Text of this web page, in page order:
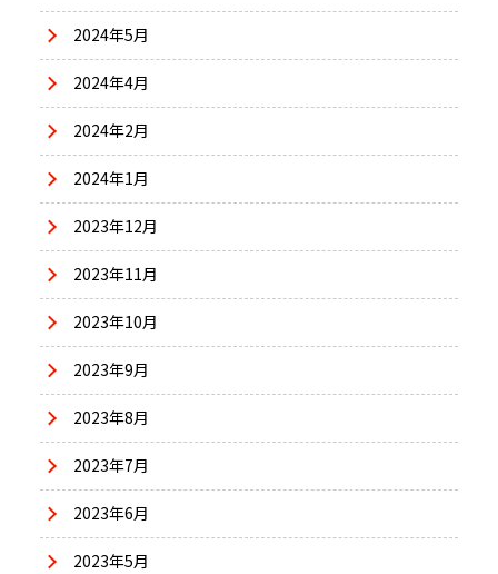
2024年5月
2024年4月
2024年2月
2024年1月
2023年12月
2023年11月
2023年10月
2023年9月
2023年8月
2023年7月
2023年6月
2023年5月